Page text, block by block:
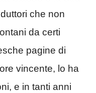
che non
da certi
pagine di
vincente, lo ha
e in tanti anni